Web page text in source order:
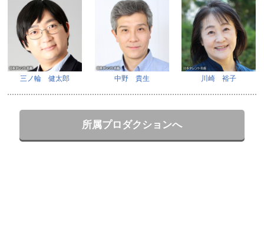
三ノ輪 健太郎 中野 貴生 川崎 裕子
所属プロダクションへ